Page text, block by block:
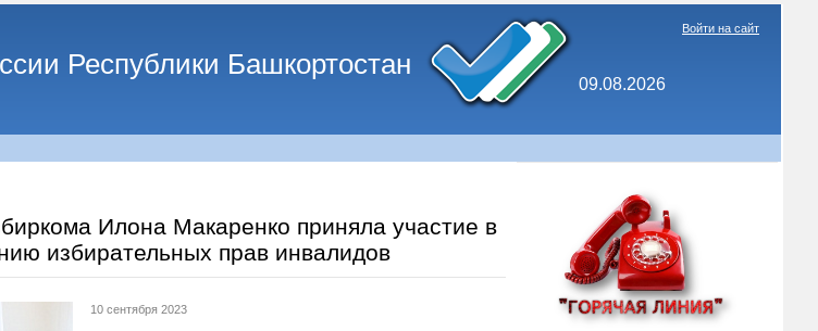
Республики Башкортостан
09.08.2026
Войти на сайт
Илона Макаренко приняла участие в
избирательных прав инвалидов
10 сентября 2023